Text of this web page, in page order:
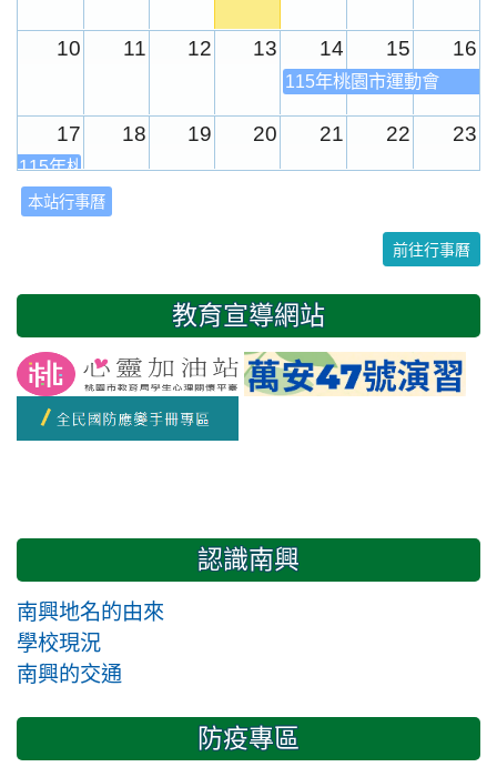
10 11 12 13 14 15 16
115年桃園市運動會
17 18 19 20 21 22 23
115年桃園市運動會
24
2 3
友善校園週
開學日
本站行事曆
前往行事曆
教育宣導網站
認識南興
南興地名的由來
學校現況
南興的交通
防疫專區